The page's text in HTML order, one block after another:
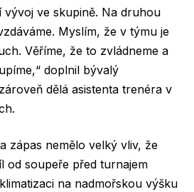
vývoj ve skupině. Na druhou
Myslím, že v týmu je
Věříme, že to zvládneme a
doplnil bývalý
dělá asistenta trenéra v
zápas nemělo velký vliv, že
od soupeře před turnajem
na nadmořskou výšku